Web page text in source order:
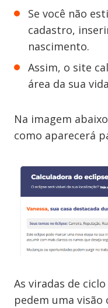
Se você não
cadastro,
nascimento.
Assim, o site
área da sua
Na imagem
como aparecerá
As viradas de
pedem uma